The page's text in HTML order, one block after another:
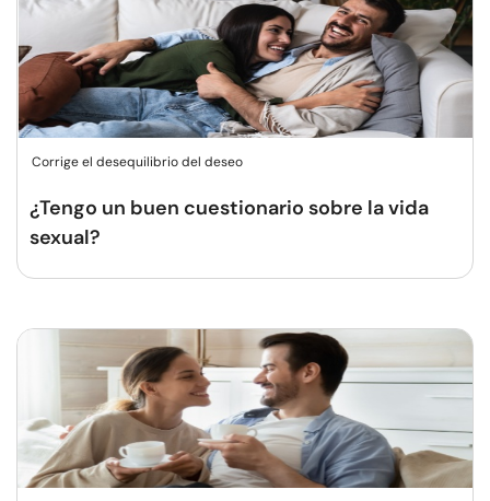
Corrige el desequilibrio del deseo
¿Tengo un buen cuestionario sobre la vida
sexual?